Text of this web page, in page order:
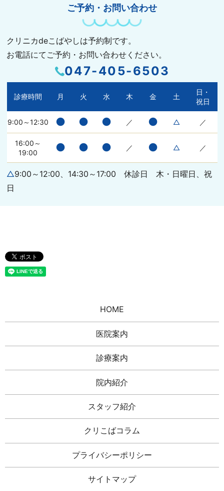
ご予約・お問い合わせ
クリニカdeこばやしは予約制です。
お電話にてご予約・お問い合わせください。
047-405-6503
診療時間 月 火 水 木 金 土
日・
祝日
9:00～12:30 ● ● ● ／ ● △ ／
16:00～
19:00
● ● ● ／ ● △ ／
△9:00～12:00、14:30～17:00 休診日 木・日曜日、祝
日
HOME
医院案内
診療案内
院内紹介
スタッフ紹介
クリこばコラム
プライバシーポリシー
サイトマップ